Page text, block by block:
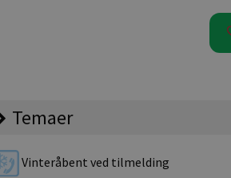
Temaer
Vinteråbent ved tilmelding